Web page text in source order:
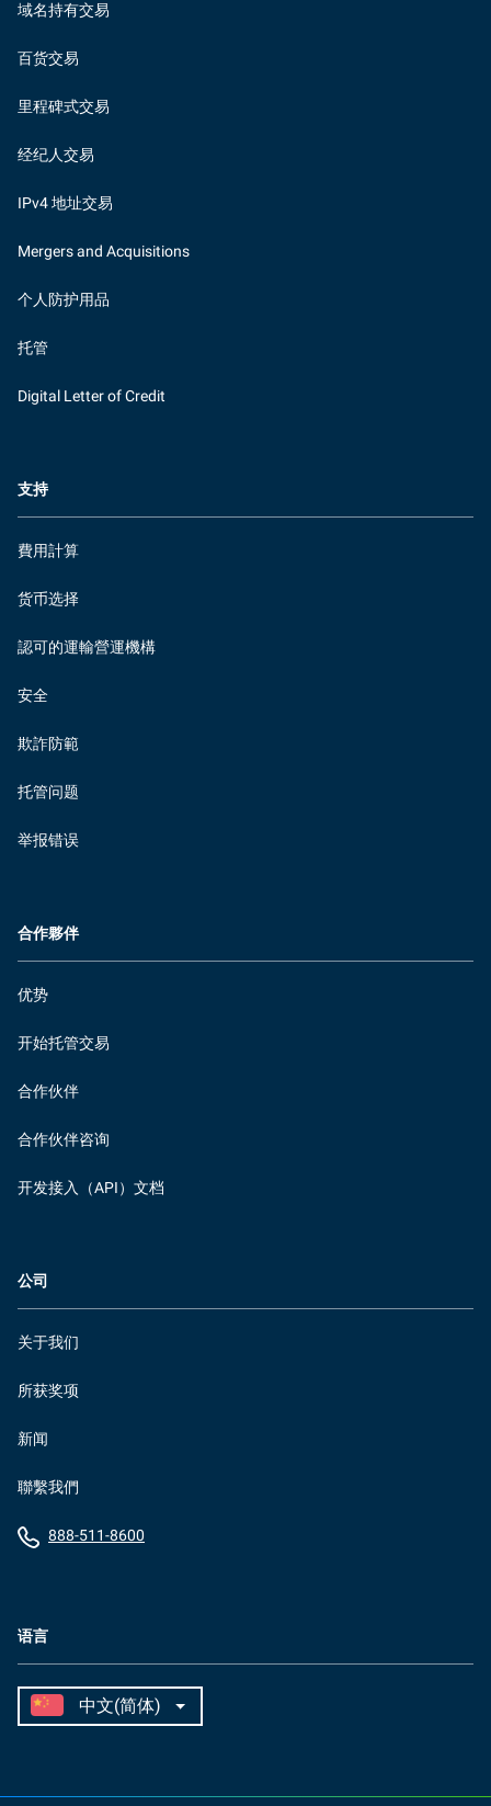
语言
域名持有交易
百货交易
里程碑式交易
经纪人交易
IPv4 地址交易
Mergers and Acquisitions
个人防护用品
托管
Digital Letter of Credit
支持
費用計算
货币选择
認可的運輸營運機構
安全
欺詐防範
托管问题
举报错误
合作夥伴
优势
开始托管交易
合作伙伴
合作伙伴咨询
开发接入（API）文档
公司
关于我们
所获奖项
新闻
聯繫我們
888-511-8600